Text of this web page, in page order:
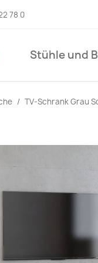
78 0
Stühle und
TV-Schrank Grau